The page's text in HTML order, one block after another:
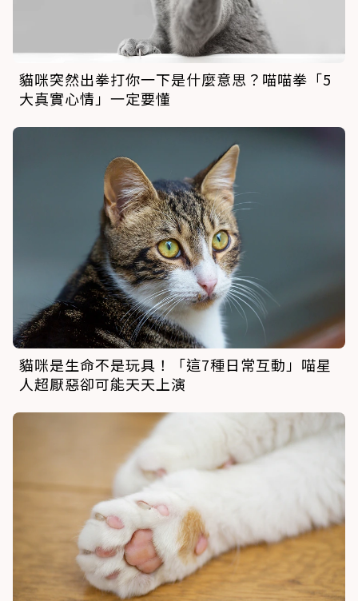
貓咪突然出拳打你一下是什麼意思？喵喵拳「5
大真實心情」一定要懂
貓咪是生命不是玩具！「這7種日常互動」喵星
人超厭惡卻可能天天上演